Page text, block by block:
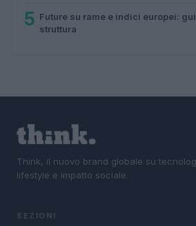
5 Future su rame e indici europei:
struttura
Think, il nuovo brand globale su
lifestyle e impatto sociale.
SEZIONI